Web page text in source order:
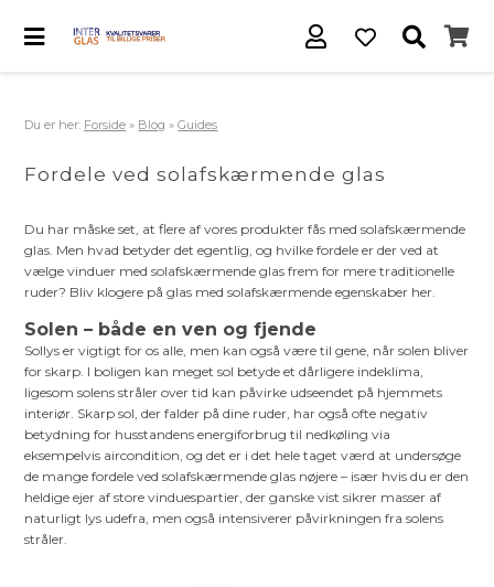
Du er her: Forside » Blog »Guides
Fordele ved solafskærmende glas
Du har måske set, at flere af vores produkter fås med solafskærmende
glas. Men hvad betyder det egentlig, og hvilke fordele er der ved at
vælge vinduer med solafskærmende glas frem for mere traditionelle
ruder? Bliv klogere på glas med solafskærmende egenskaber her.
Solen – både en ven og fjende
Sollys er vigtigt for os alle, men kan også være til gene, når solen bliver
for skarp. I boligen kan meget sol betyde et dårligere indeklima,
ligesom solens stråler over tid kan påvirke udseendet på hjemmets
interiør. Skarp sol, der falder på dine ruder, har også ofte negativ
betydning for husstandens energiforbrug til nedkøling via
eksempelvis aircondition, og det er i det hele taget værd at undersøge
de mange fordele ved solafskærmende glas nøjere – især hvis du er den
heldige ejer af store vinduespartier, der ganske vist sikrer masser af
naturligt lys udefra, men også intensiverer påvirkningen fra solens
stråler.